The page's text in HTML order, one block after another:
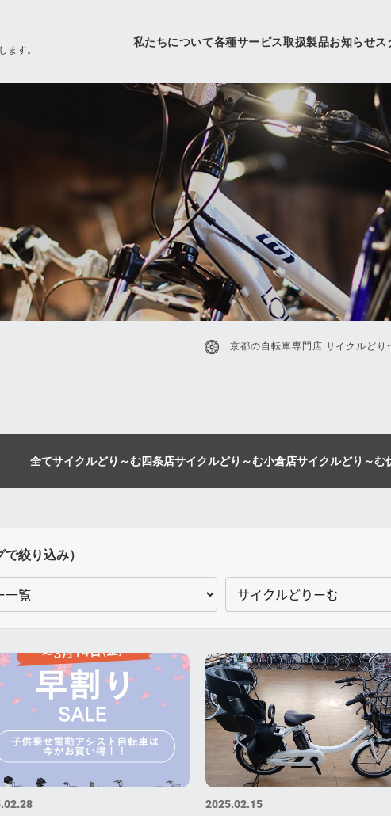
ます。
私たちについて各種サービス取扱製品お知らせス
京都の自転車専門店 サイクルど
全てサイクルどり～む四条店サイクルどり～む小倉店サイクルどり～む
2025.02.15